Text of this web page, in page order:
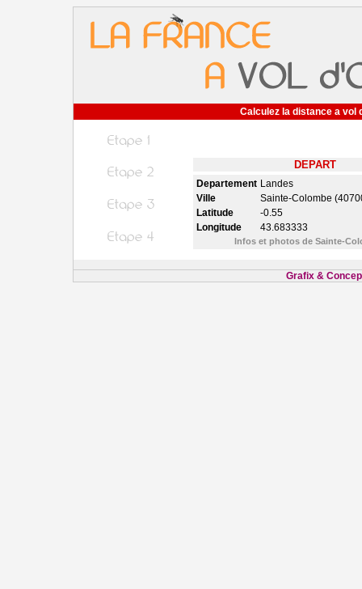
Calculez la distance a vol
DEPART
Departement Landes
Ville
Sainte-Colombe
Latitude
-0.55
Longitude
43.683333
Infos et photos de Sainte-
Grafix &